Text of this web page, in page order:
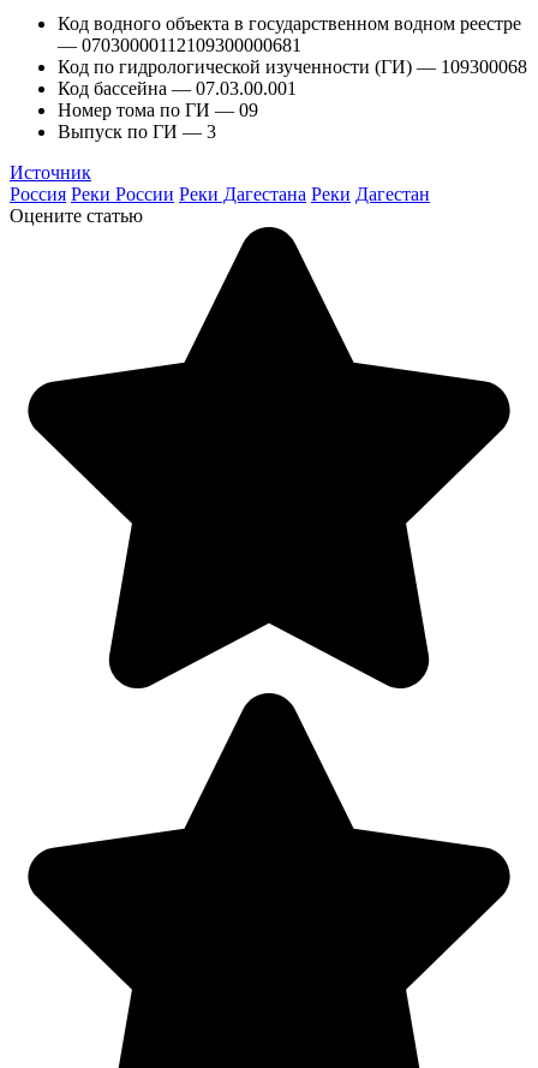
Код водного объекта в государственном водном реестре
— 07030000112109300000681
Код по гидрологической изученности (ГИ) — 109300068
Код бассейна — 07.03.00.001
Номер тома по ГИ — 09
Выпуск по ГИ — 3
Источник
Россия Реки России Реки Дагестана Реки Дагестан
Оцените статью